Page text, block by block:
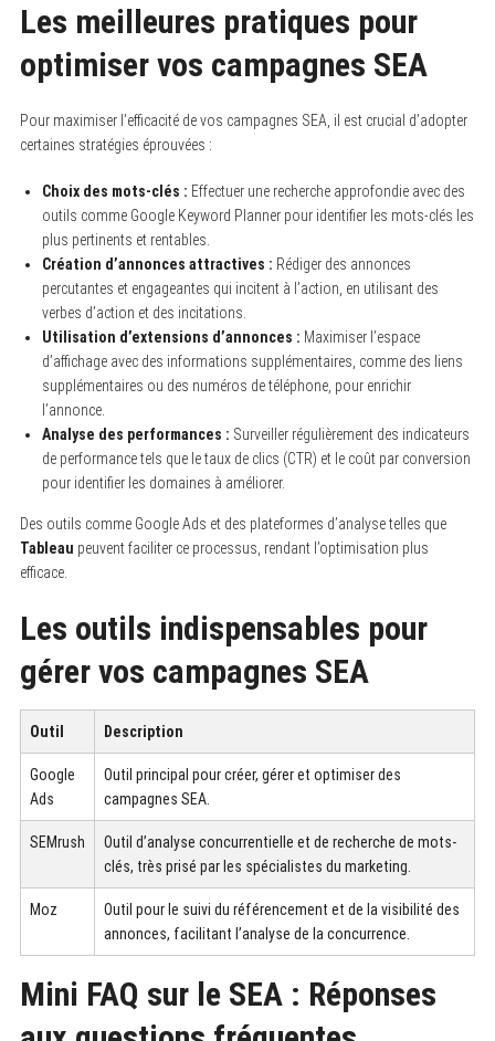
Les meilleures pratiques pour
optimiser vos campagnes SEA
Pour maximiser l’efficacité de vos campagnes SEA, il est crucial d’adopter
certaines stratégies éprouvées :
Choix des mots-clés : Effectuer une recherche approfondie avec des
outils comme Google Keyword Planner pour identifier les mots-clés les
plus pertinents et rentables.
Création d’annonces attractives : Rédiger des annonces
percutantes et engageantes qui incitent à l’action, en utilisant des
verbes d’action et des incitations.
Utilisation d’extensions d’annonces : Maximiser l’espace
d’affichage avec des informations supplémentaires, comme des liens
supplémentaires ou des numéros de téléphone, pour enrichir
l’annonce.
Analyse des performances : Surveiller régulièrement des indicateurs
de performance tels que le taux de clics (CTR) et le coût par conversion
pour identifier les domaines à améliorer.
Des outils comme Google Ads et des plateformes d’analyse telles que
Tableau peuvent faciliter ce processus, rendant l’optimisation plus
efficace.
Les outils indispensables pour
gérer vos campagnes SEA
Outil Description
Google
Ads
Outil principal pour créer, gérer et optimiser des
campagnes SEA.
SEMrush
Outil d’analyse concurrentielle et de recherche de mots-
clés, très prisé par les spécialistes du marketing.
Moz
Outil pour le suivi du référencement et de la visibilité des
annonces, facilitant l’analyse de la concurrence.
Mini FAQ sur le SEA : Réponses